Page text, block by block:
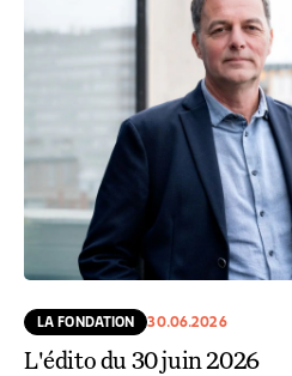
LA FONDATION 30.06.2026
L'édito du 30 juin 2026